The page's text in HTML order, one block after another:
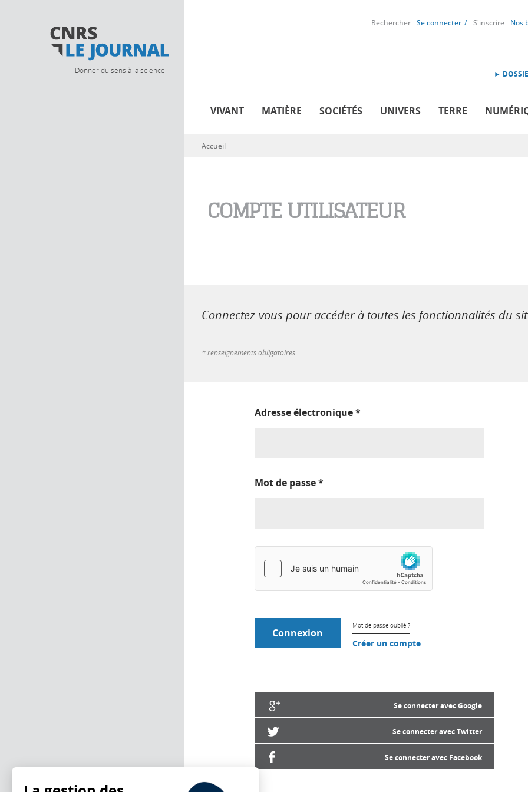
Donner du sens à la science
Rechercher Se connecter S'inscrire Nos
►
VIVANT MATIÈRE SOCIÉTÉS UNIVERS TERRE
Vous êtes ici
Accueil
COMPTE UTILISATEUR
Connectez-vous pour accéder à toutes les fonctionnalités du
* renseignements obligatoires
Adresse électronique*
Mot de passe*
Mot de passe oublié ?
Créer un compte
Se connecter avec Google
Se connecter avec Twitter
Se connecter avec Facebook